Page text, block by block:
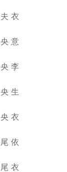
夫 衣
央 意
央 李
央 生
央 衣
尾 依
尾 衣